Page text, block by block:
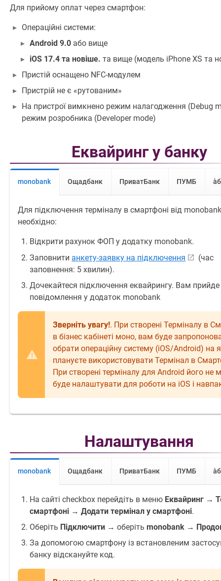
Для прийому оплат через смартфон:
Операційні системи:
Android 9.0 або вище
іOS 17.4 та новіше. та вище (модель iPhone XS та
Пристій оснащено NFC-модулем
Пристрій не є «рутованим»
На пристрої вимкнено режим налагодження (Debug
режим розробника (Developer mode)
Еквайринг у банку
monobank Ощадбанк ПриватБанк ПУМБ
Для підключення терміналу в смартфоні від monobank
необхідно:
Відкрити рахунок ФОП у додатку monobank.
Заповнити анкету-заявку на підключення
(час
заповнення: 5 хвилин).
Дочекайтеся підключення еквайрингу. Вам
повідомлення у додаток monobank
Зверніть увагу!. При створені Терміналу в
в бізнес кабінеті моно, вам буде
обрати операційну систему (iOS/Android) на
плануєте використовувати Термінал в
При створені терміналу для Аndroid його не
буде налаштувати для роботи на iOS і
Налаштування
monobank Ощадбанк ПриватБанк ПУМБ
На сайті checkbox перейдіть в меню Еквайринг →
смартфоні → Додати термінал у смартфоні.
Оберіть Підключити → оберіть monobank →
За допомогою смартфону із встановленим
банку відскануйте код.